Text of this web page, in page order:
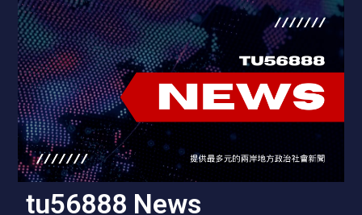
tu56888 News